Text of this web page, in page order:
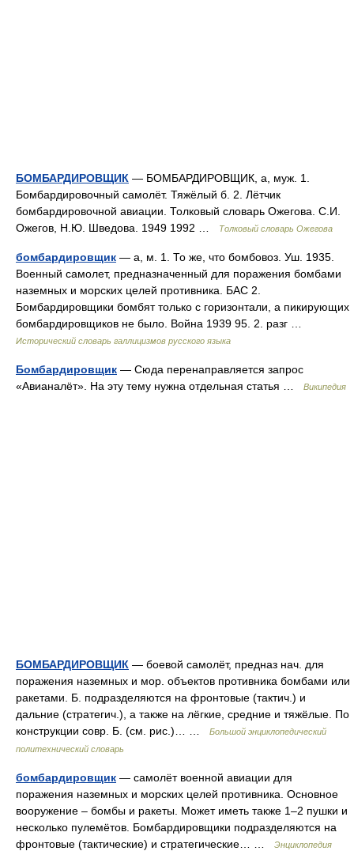
БОМБАРДИРОВЩИК — БОМБАРДИРОВЩИК, а, муж. 1.
Бомбардировочный самолёт. Тяжёлый б. 2. Лётчик
бомбардировочной авиации. Толковый словарь Ожегова. С.И.
Ожегов, Н.Ю. Шведова. 1949 1992 …
Толковый словарь Ожегова
бомбардировщик — а, м. 1. То же, что бомбовоз. Уш. 1935.
Военный самолет, предназначенный для поражения бомбами
наземных и морских целей противника. БАС 2.
Бомбардировщики бомбят только с горизонтали, а пикирующих
бомбардировщиков не было. Война 1939 95. 2. разг …
Исторический словарь галлицизмов русского языка
Бомбардировщик — Сюда перенаправляется запрос
«Авианалёт». На эту тему нужна отдельная статья …
Википедия
БОМБАРДИРОВЩИК — боевой самолёт, предназ нач. для
поражения наземных и мор. объектов противника бомбами или
ракетами. Б. подразделяются на фронтовые (тактич.) и
дальние (стратегич.), а также на лёгкие, средние и тяжёлые. По
конструкции совр. Б. (см. рис.)… …
Большой энциклопедический
политехнический словарь
бомбардировщик — самолёт военной авиации для
поражения наземных и морских целей противника. Основное
вооружение – бомбы и ракеты. Может иметь также 1–2 пушки и
несколько пулемётов. Бомбардировщики подразделяются на
фронтовые (тактические) и стратегические… …
Энциклопедия